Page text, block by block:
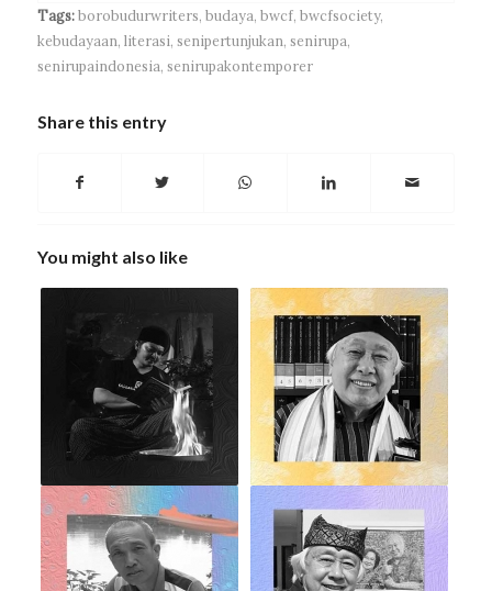
Tags: borobudurwriters, budaya, bwcf, bwcfsociety,
kebudayaan, literasi, senipertunjukan, senirupa,
senirupaindonesia, senirupakontemporer
Share this entry
You might also like